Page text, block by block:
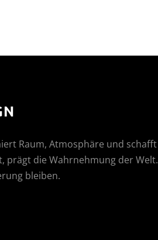
Raum, Atmosphäre und schafft
prägt die Wahrnehmung der Welt.
bleiben.